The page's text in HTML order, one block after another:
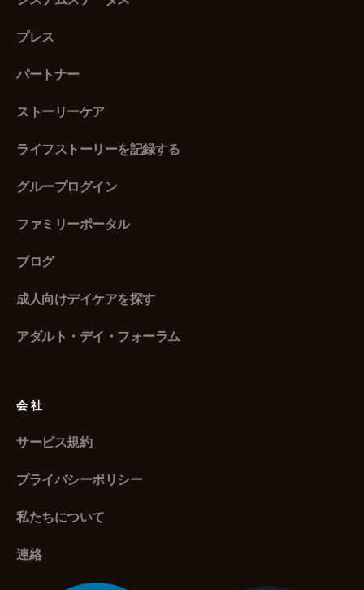
プレス
パートナー
ストーリーケア
ライフストーリーを記録する
グループログイン
ファミリーポータル
ブログ
成人向けデイケアを探す
アダルト・デイ・フォーラム
会社
サービス規約
プライバシーポリシー
私たちについて
連絡